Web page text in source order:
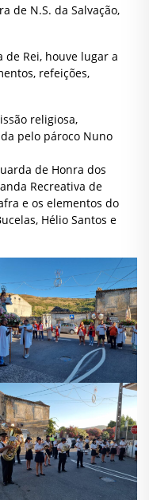
de N.S. da Salvação,
de Rei, houve lugar a
refeições,
religiosa,
pelo pároco Nuno
de Honra dos
Recreativa de
e os elementos do
Hélio Santos e